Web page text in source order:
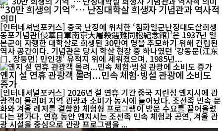
“30만 희생의 기억”… 난징대학살 희생자 기념관과 역사적
의미
[인터네셔널포커스] 중국 난징에 위치한 ‘침화일군난징대도살희생
동포기념관(侵華日軍南京大屠殺遇難同胞紀念館)’은 1937년 일
본군이 자행한 대학살로 희생된 30만여 명을 추모하기 위해 건립된
역사 공간이다. 기념관은 당시 학살 현장 중 하나였던 ‘강동문(江东
门, 장둥먼) 만인갱’ 유적지 위에 세워졌으며, 1985년...
옌지 설 연휴 관광객 몰려...민속 체험·빙설 관광에 소비도
증가
[인터내셔널포커스] 2026년 설 연휴 기간 중국 지린성 옌지시에 관
광객이 몰리며 지역 관광과 소비가 동시에 늘어났다. 조선족 민속 문
화와 겨울 레저를 결합한 체험형 프로그램이 방문 수요를 끌어올렸
다는 평가다. 연휴 동안 옌지시는 조선족 민속 체험과 공연, 겨울 관
광 시설을 중심으로 관광 프로그램을 ...